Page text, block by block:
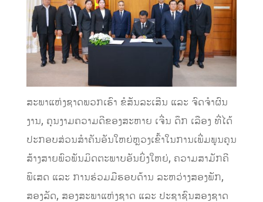
ສະພາແຫ່ງຊາດພວກເຮົາ ຂໍສັນລະເສີນ ແລະ ຈົດຈໍາຜົນ
ງານ, ຄຸນງາມຄວາມດີຂອງສະຫາຍ ເຈີ່ນ ດຶກ ເລືອງ ທີ່ໄດ້
ປະກອບສ່ວນສຳຄັນອັນໃຫຍ່ຫຼວງເຂົ້າໃນການເພີ່ມພູນຄູນ
ສ້າງສາຍພົວພັນມິດຕະພາບອັນຍິ່ງໃຫຍ່, ຄວາມສາມັກຄີ
ພິເສດ ແລະ ການຮ່ວມມືຮອບດ້ານ ລະຫວ່າງສອງພັກ,
ສອງລັດ, ສອງສະພາແຫ່ງຊາດ ແລະ ປະຊາຊົນສອງຊາດ